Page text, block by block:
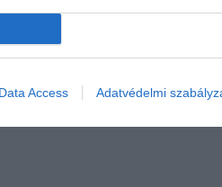
Data Access Adatvédelmi
magukat, nem delegálnak,
belül sem akarnak mozogni. A